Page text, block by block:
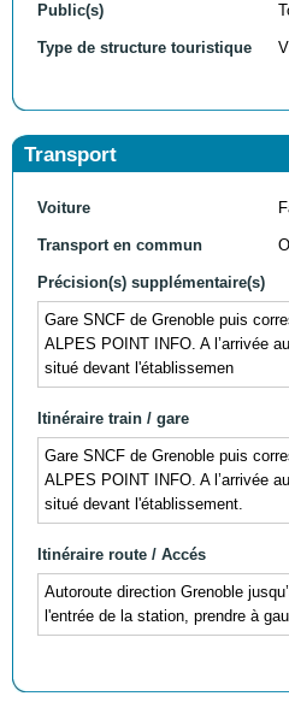
Public(s)
Type de structure touristique
Transport
Voiture
Transport en commun
Précision(s) supplémentaire(s)
Gare SNCF de Grenoble puis
ALPES POINT INFO. A l’arrivée
situé devant l'établissemen
Itinéraire train / gare
Gare SNCF de Grenoble puis
ALPES POINT INFO. A l’arrivée
situé devant l'établissement.
Itinéraire route / Accés
Autoroute direction Grenoble
l'entrée de la station, prendre à